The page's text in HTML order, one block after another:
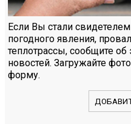
Если Вы стали
погодного явления,
теплотрассы, сообщите
новостей. Загружайте
форму.